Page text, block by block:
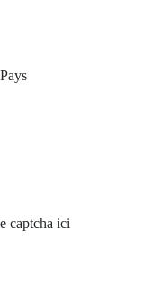
Pays
captcha ici